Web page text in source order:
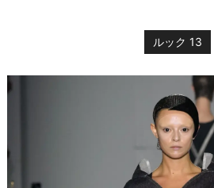
ルック 13